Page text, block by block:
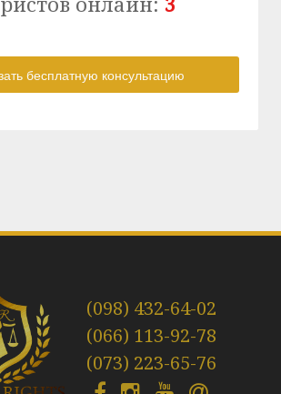
(098) 432-64-02
(066) 113-92-78
(073) 223-65-76